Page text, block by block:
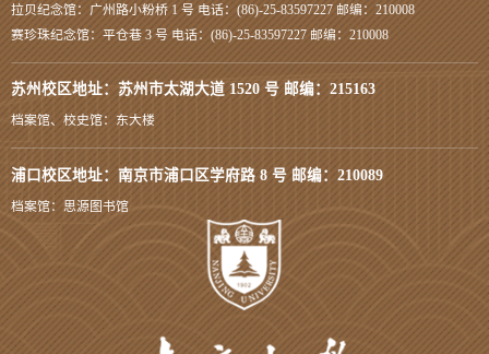
拉贝纪念馆：广州路小粉桥 1 号 电话：(86)-25-83597227 邮编：210008
赛珍珠纪念馆：平仓巷 3 号 电话：(86)-25-83597227 邮编：210008
苏州校区地址：苏州市太湖大道 1520 号 邮编：215163
档案馆、校史馆：东大楼
浦口校区地址：南京市浦口区学府路 8 号 邮编：210089
档案馆：思源图书馆